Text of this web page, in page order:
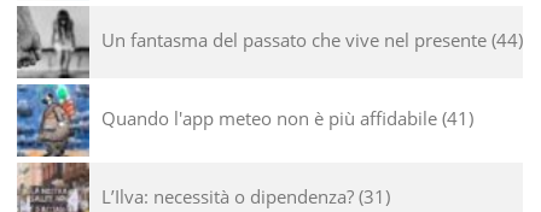
Un fantasma del passato che vive nel presente 44
Quando l'app meteo non è più affidabile 41
L’Ilva: necessità o dipendenza? 31